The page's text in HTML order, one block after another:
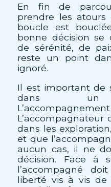
En fin de
prendre les atours
boucle est
bonne décision
de sérénité, de
reste un point
ignoré.
Il est important de
dans un
L’accompagnateur
dans les
et que
aucun cas, il ne
décision. Face à
l’accompagné
liberté vis à vis de